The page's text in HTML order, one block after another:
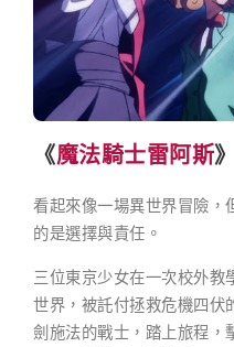
《魔法騎士雷阿斯》
看起來像一場異世界冒險，
的是選擇與責任。
三位東京少女在一次校外教
世界，被託付拯救危機四伏
劍施法的戰士，踏上旅程，